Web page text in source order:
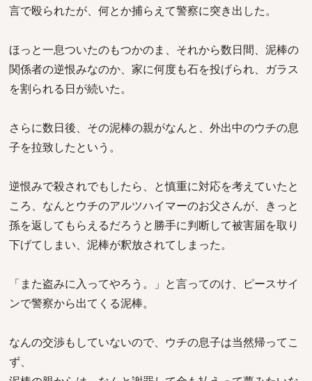
言で殴られたが、何とか捕らえて警察に突き出した。
ほっと一息ついたのもつかのま、それから数日間、泥棒の
関係者の逆恨みなのか、家に何度も石を投げられ、ガラス
を割られる日が続いた。
さらに数日後、その泥棒の親がなんと、外出中のウチの息
子を拉致したという。
逆恨みで殺されでもしたら、と慎重に対応を考えていたと
ころ、なんとウチのアルツハイマーのお父さんが、きっと
孫を返してもらえるだろうと勝手に判断して被害届を取り
下げてしまい、泥棒が釈放されてしまった。
「また盗みに入ってやろう。」と言ってのけ、ピースサイ
ンで警察から出てくる泥棒。
なんの交渉もしていないので、ウチの息子は当然帰ってこ
ず、